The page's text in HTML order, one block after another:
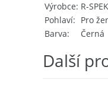
Výrobce R-
Pohlaví
Pro
Barva
Černá
Další